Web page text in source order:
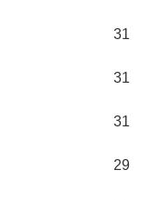
31
31
31
29